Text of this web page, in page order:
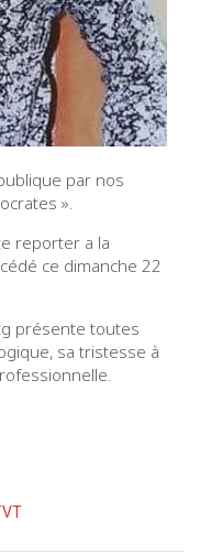
par nos
».
reporter a la
ce dimanche 22
présente toutes
sa tristesse à